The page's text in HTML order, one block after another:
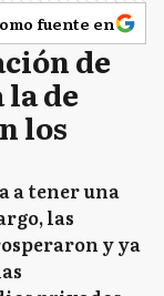
fuente en
de
de
los
a tener una
las
y ya